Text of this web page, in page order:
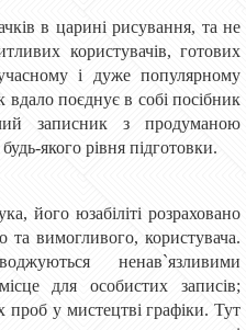
в царині рисування, та не
користувачів, готових
і дуже популярному
вдало поєднує в собі посібник
записник з продуманою
якого рівня підготовки.
його юзабіліті розраховано
та вимогливого, користувача.
ненав`язливими
для особистих записів;
проб у мистецтві графіки. Тут